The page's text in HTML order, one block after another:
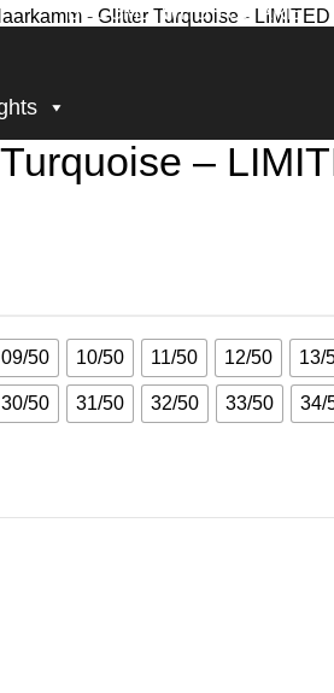
BECOME, WHO YOU ARE!
–
09/50 10/50 11/50 12/50 13/
30/50 31/50 32/50 33/50 34/